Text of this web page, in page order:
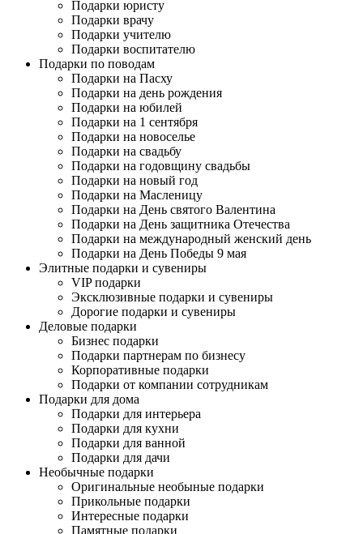
Подарки юристу
Подарки врачу
Подарки учителю
Подарки воспитателю
Подарки по поводам
Подарки на Пасху
Подарки на день рождения
Подарки на юбилей
Подарки на 1 сентября
Подарки на новоселье
Подарки на свадьбу
Подарки на годовщину свадьбы
Подарки на новый год
Подарки на Масленицу
Подарки на День святого Валентина
Подарки на День защитника Отечества
Подарки на международный женский день
Подарки на День Победы 9 мая
Элитные подарки и сувениры
VIP подарки
Эксклюзивные подарки и сувениры
Дорогие подарки и сувениры
Деловые подарки
Бизнес подарки
Подарки партнерам по бизнесу
Корпоративные подарки
Подарки от компании сотрудникам
Подарки для дома
Подарки для интерьера
Подарки для кухни
Подарки для ванной
Подарки для дачи
Необычные подарки
Оригинальные необыные подарки
Прикольные подарки
Интересные подарки
Памятные подарки